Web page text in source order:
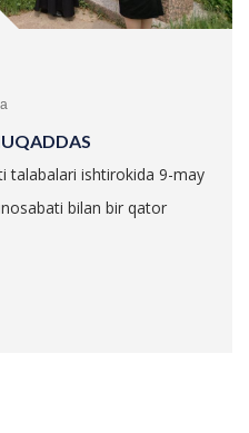
talabalari ishtirokida 9-may
bilan bir qator